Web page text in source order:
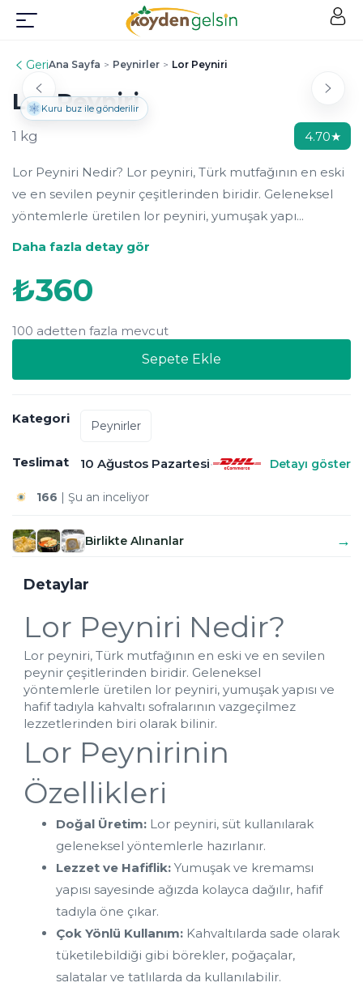
GeriAna Sayfa > Peynirler > Lor Peyniri
Kuru buz ile gönderilir
Lor Peyniri
1 kg 4.70★
Lor Peyniri Nedir? Lor peyniri, Türk mutfağının en eski
ve en sevilen peynir çeşitlerinden biridir. Geleneksel
yöntemlerle üretilen lor peyniri, yumuşak yapı...
Daha fazla detay gör
₺360
Sepete Ekle
100 adetten fazla mevcut
Kategori Peynirler
Teslimat 10 Ağustos Pazartesi• Detayı göster
166 | Şu an inceliyor
Kuru buz ile gönderilir
Birlikte Alınanlar →
Detaylar
Lor Peyniri Nedir?
Lor peyniri, Türk mutfağının en eski ve en sevilen
peynir çeşitlerinden biridir. Geleneksel
yöntemlerle üretilen lor peyniri, yumuşak yapısı ve
hafif tadıyla kahvaltı sofralarının vazgeçilmez
lezzetlerinden biri olarak bilinir.
Lor Peynirinin
Özellikleri
Doğal Üretim: Lor peyniri, süt kullanılarak
geleneksel yöntemlerle hazırlanır.
Lezzet ve Hafiflik: Yumuşak ve kremamsı
yapısı sayesinde ağızda kolayca dağılır, hafif
tadıyla öne çıkar.
Çok Yönlü Kullanım: Kahvaltılarda sade olarak
tüketilebildiği gibi börekler, poğaçalar,
salatalar ve tatlılarda da kullanılabilir.